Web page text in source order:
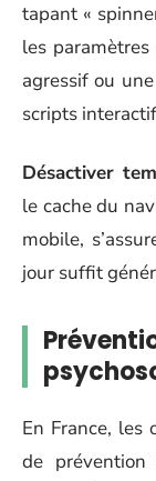
tapant «
les
agressif ou
scripts
Désactiver
le cache du
mobile,
jour suffit
En France, les
de prévention